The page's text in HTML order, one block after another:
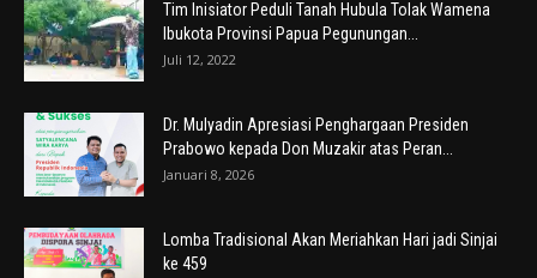
Tim Inisiator Peduli Tanah Hubula Tolak Wamena
Ibukota Provinsi Papua Pegunungan...
Juli 12, 2022
Dr. Mulyadin Apresiasi Penghargaan Presiden
Prabowo kepada Don Muzakir atas Peran...
Januari 8, 2026
Lomba Tradisional Akan Meriahkan Hari jadi Sinjai
ke 459